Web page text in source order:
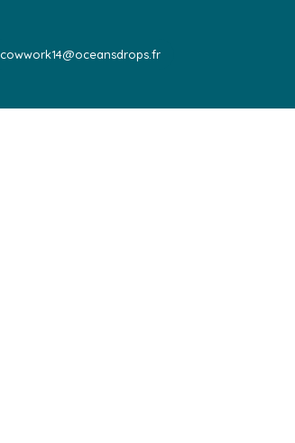
cowwork14@oceansdrops.fr